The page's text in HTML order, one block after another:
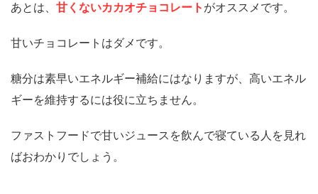
あとは、 甘くないカカオチョコレート がオススメです。
甘いチョコレートはダメです。
糖分は素早いエネルギー補給にはなりますが、高いエネル
ギーを維持するには役に立ちません。
ファストフードで甘いジュースを飲んで寝ている人を見れ
ばおわかりでしょう。